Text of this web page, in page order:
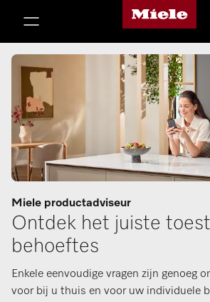
Miele homepage
Miele productadviseur
Ontdek het juiste
behoeftes
Enkele eenvoudige vragen zijn genoeg
voor bij u thuis en voor uw individuele